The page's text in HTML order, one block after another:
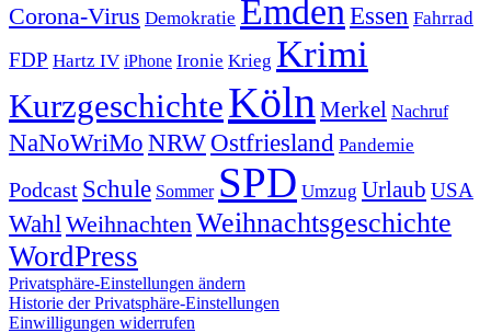
Corona-Virus Demokratie Emden Essen Fahrrad
FDP Hartz IV iPhone Ironie Krieg Krimi
KurzgeschichteKöln Merkel Nachruf
NaNoWriMo NRWOstfriesland Pandemie
Podcast Schule Sommer SPD Umzug Urlaub USA
Wahl Weihnachten Weihnachtsgeschichte
WordPress
Privatsphäre-Einstellungen ändern
Historie der Privatsphäre-Einstellungen
Einwilligungen widerrufen